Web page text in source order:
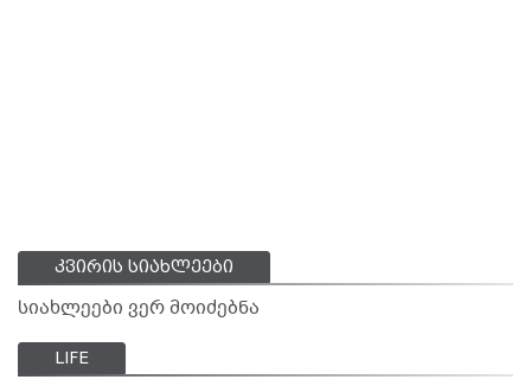
კვირის სიახლეები
სიახლეები ვერ მოიძებნა
LIFE